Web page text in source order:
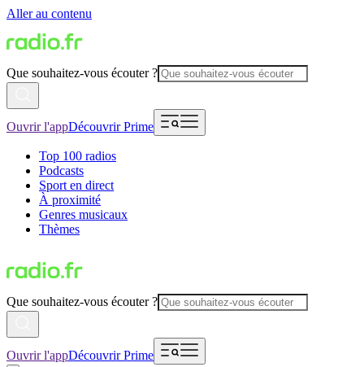
Aller au contenu
Que souhaitez-vous écouter ?
Ouvrir l'appDécouvrir Prime
Top 100 radios
Podcasts
Sport en direct
À proximité
Genres musicaux
Thèmes
Que souhaitez-vous écouter ?
Ouvrir l'appDécouvrir Prime